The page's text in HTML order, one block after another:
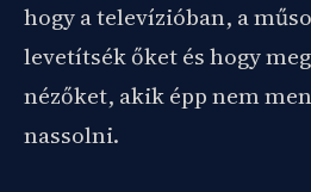
hogy a televízióban, a
levetítsék őket és hogy
nézőket, akik épp nem
nassolni.